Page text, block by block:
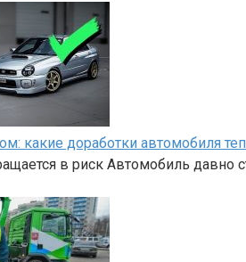
какие доработки автомобиля
в риск Автомобиль давно